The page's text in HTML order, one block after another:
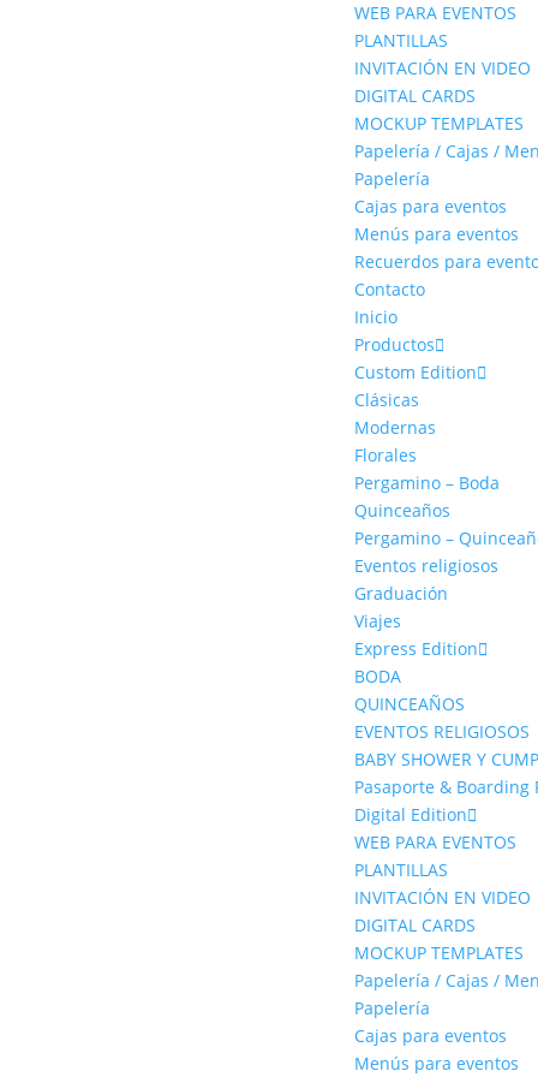
WEB PARA EVENTOS
PLANTILLAS
INVITACIÓN EN VIDEO
DIGITAL CARDS
MOCKUP TEMPLATES
Papelería / Cajas /
Papelería
Cajas para eventos
Menús para eventos
Recuerdos para
Contacto
Inicio
Productos
Custom Edition
Clásicas
Modernas
Florales
Pergamino – Boda
Quinceaños
Pergamino –
Eventos religiosos
Graduación
Viajes
Express Edition
BODA
QUINCEAÑOS
EVENTOS RELIGIOSOS
BABY SHOWER Y
Pasaporte & Boarding
Digital Edition
WEB PARA EVENTOS
PLANTILLAS
INVITACIÓN EN VIDEO
DIGITAL CARDS
MOCKUP TEMPLATES
Papelería / Cajas /
Papelería
Cajas para eventos
Menús para eventos